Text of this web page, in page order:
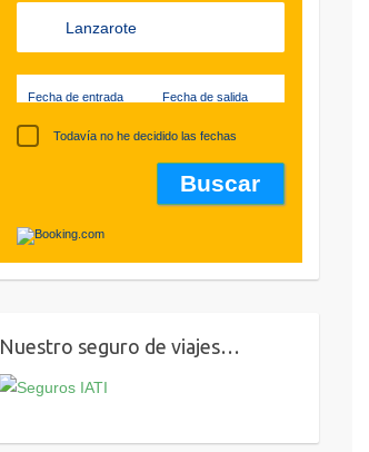
Fecha de entrada Fecha de salida
Todavía no he decidido las fechas
Nuestro seguro de viajes…